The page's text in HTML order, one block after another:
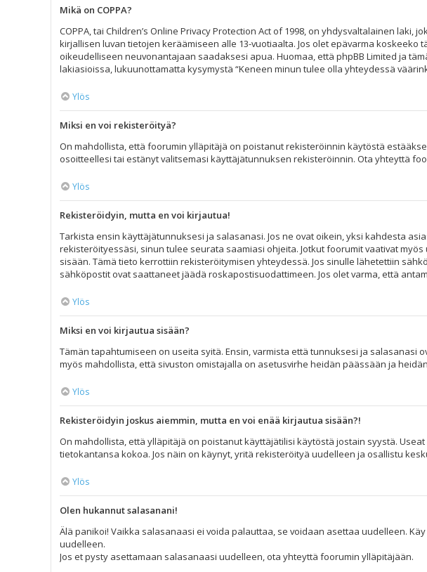
Mikä on COPPA?
COPPA, tai Children’s Online Privacy Protection Act of 1998, on yhdysvaltalainen
kirjallisen luvan tietojen keräämiseen alle 13-vuotiaalta. Jos olet epävarma
oikeudelliseen neuvonantajaan saadaksesi apua. Huomaa, että phpBB Limited ja
lakiasioissa, lukuunottamatta kysymystä “Keneen minun tulee olla yhteydessä
Ylös
Miksi en voi rekisteröityä?
On mahdollista, että foorumin ylläpitäjä on poistanut rekisteröinnin käytöstä
osoitteellesi tai estänyt valitsemasi käyttäjätunnuksen rekisteröinnin. Ota yhteyttä
Ylös
Rekisteröidyin, mutta en voi kirjautua!
Tarkista ensin käyttäjätunnuksesi ja salasanasi. Jos ne ovat oikein, yksi kahdesta
rekisteröityessäsi, sinun tulee seurata saamiasi ohjeita. Jotkut foorumit vaativat
sisään. Tämä tieto kerrottiin rekisteröitymisen yhteydessä. Jos sinulle lähetettiin
sähköpostit ovat saattaneet jäädä roskapostisuodattimeen. Jos olet varma, että
Ylös
Miksi en voi kirjautua sisään?
Tämän tapahtumiseen on useita syitä. Ensin, varmista että tunnuksesi ja salasanasi
myös mahdollista, että sivuston omistajalla on asetusvirhe heidän päässään ja
Ylös
Rekisteröidyin joskus aiemmin, mutta en voi enää kirjautua sisään?!
On mahdollista, että ylläpitäjä on poistanut käyttäjätilisi käytöstä jostain syystä.
tietokantansa kokoa. Jos näin on käynyt, yritä rekisteröityä uudelleen ja osallistu
Ylös
Olen hukannut salasanani!
Älä panikoi! Vaikka salasanaasi ei voida palauttaa, se voidaan asettaa uudelleen.
uudelleen.
Jos et pysty asettamaan salasanaasi uudelleen, ota yhteyttä foorumin ylläpitäjään.